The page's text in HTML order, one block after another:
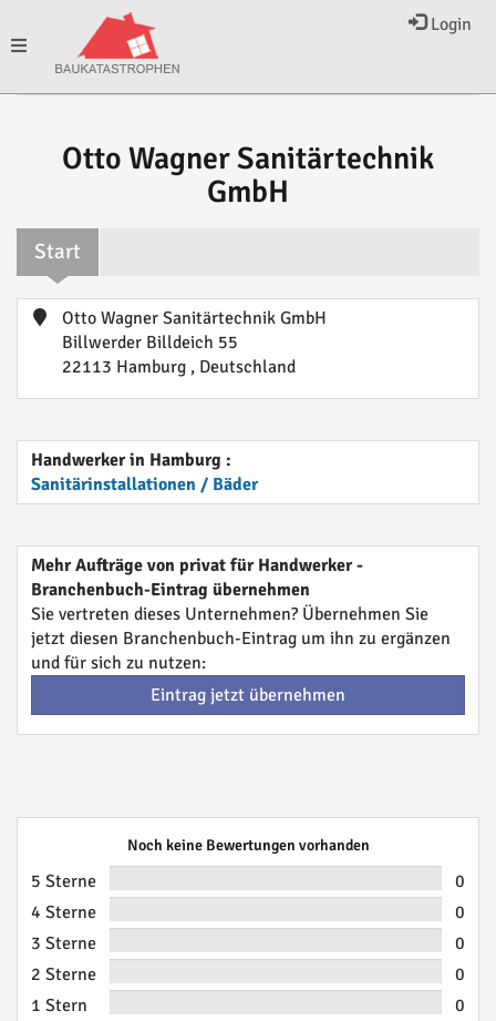
Login
Toggle
Otto Wagner Sanitärtechnik
GmbH
Start
Otto Wagner Sanitärtechnik GmbH
Billwerder Billdeich 55
22113 Hamburg , Deutschland
Handwerker in Hamburg :
Sanitärinstallationen / Bäder
Mehr Aufträge von privat für Handwerker -
Branchenbuch-Eintrag übernehmen
Sie vertreten dieses Unternehmen? Übernehmen Sie
jetzt diesen Branchenbuch-Eintrag um ihn zu ergänzen
und für sich zu nutzen:
Eintrag jetzt übernehmen
Noch keine Bewertungen vorhanden
5 Sterne
0
4 Sterne
0
3 Sterne
0
2 Sterne
0
1 Stern
0